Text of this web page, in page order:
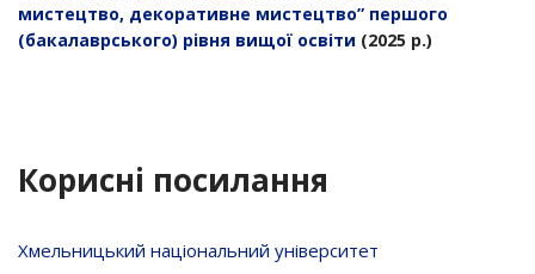
мистецтво, декоративне мистецтво” першого
(бакалаврського) рівня вищої освіти (2025 р.)
Корисні посилання
Хмельницький національний університет